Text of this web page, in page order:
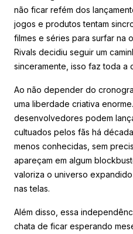
não ficar refém dos
jogos e produtos tentam
filmes e séries para surfar na
Rivals decidiu seguir um
sinceramente, isso faz toda a
Ao não depender do
uma liberdade criativa
desenvolvedores podem
cultuados pelos fãs há
menos conhecidas, sem
apareçam em algum
valoriza o universo
nas telas.
Além disso, essa
chata de ficar esperando